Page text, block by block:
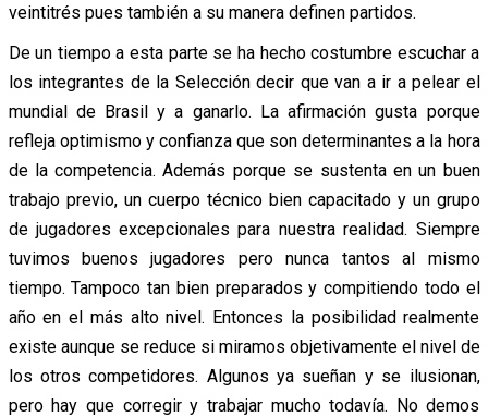
veintitrés pues también a su manera definen partidos.
De un tiempo a esta parte se ha hecho costumbre escuchar a
los integrantes de la Selección decir que van a ir a pelear el
mundial de Brasil y a ganarlo. La afirmación gusta porque
refleja optimismo y confianza que son determinantes a la hora
de la competencia. Además porque se sustenta en un buen
trabajo previo, un cuerpo técnico bien capacitado y un grupo
de jugadores excepcionales para nuestra realidad. Siempre
tuvimos buenos jugadores pero nunca tantos al mismo
tiempo. Tampoco tan bien preparados y compitiendo todo el
año en el más alto nivel. Entonces la posibilidad realmente
existe aunque se reduce si miramos objetivamente el nivel de
los otros competidores. Algunos ya sueñan y se ilusionan,
pero hay que corregir y trabajar mucho todavía. No demos